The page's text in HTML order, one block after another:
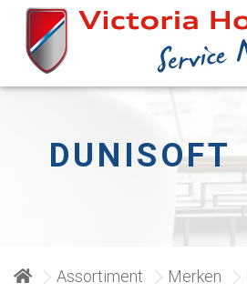
DUNISOFT
Assortiment Merken